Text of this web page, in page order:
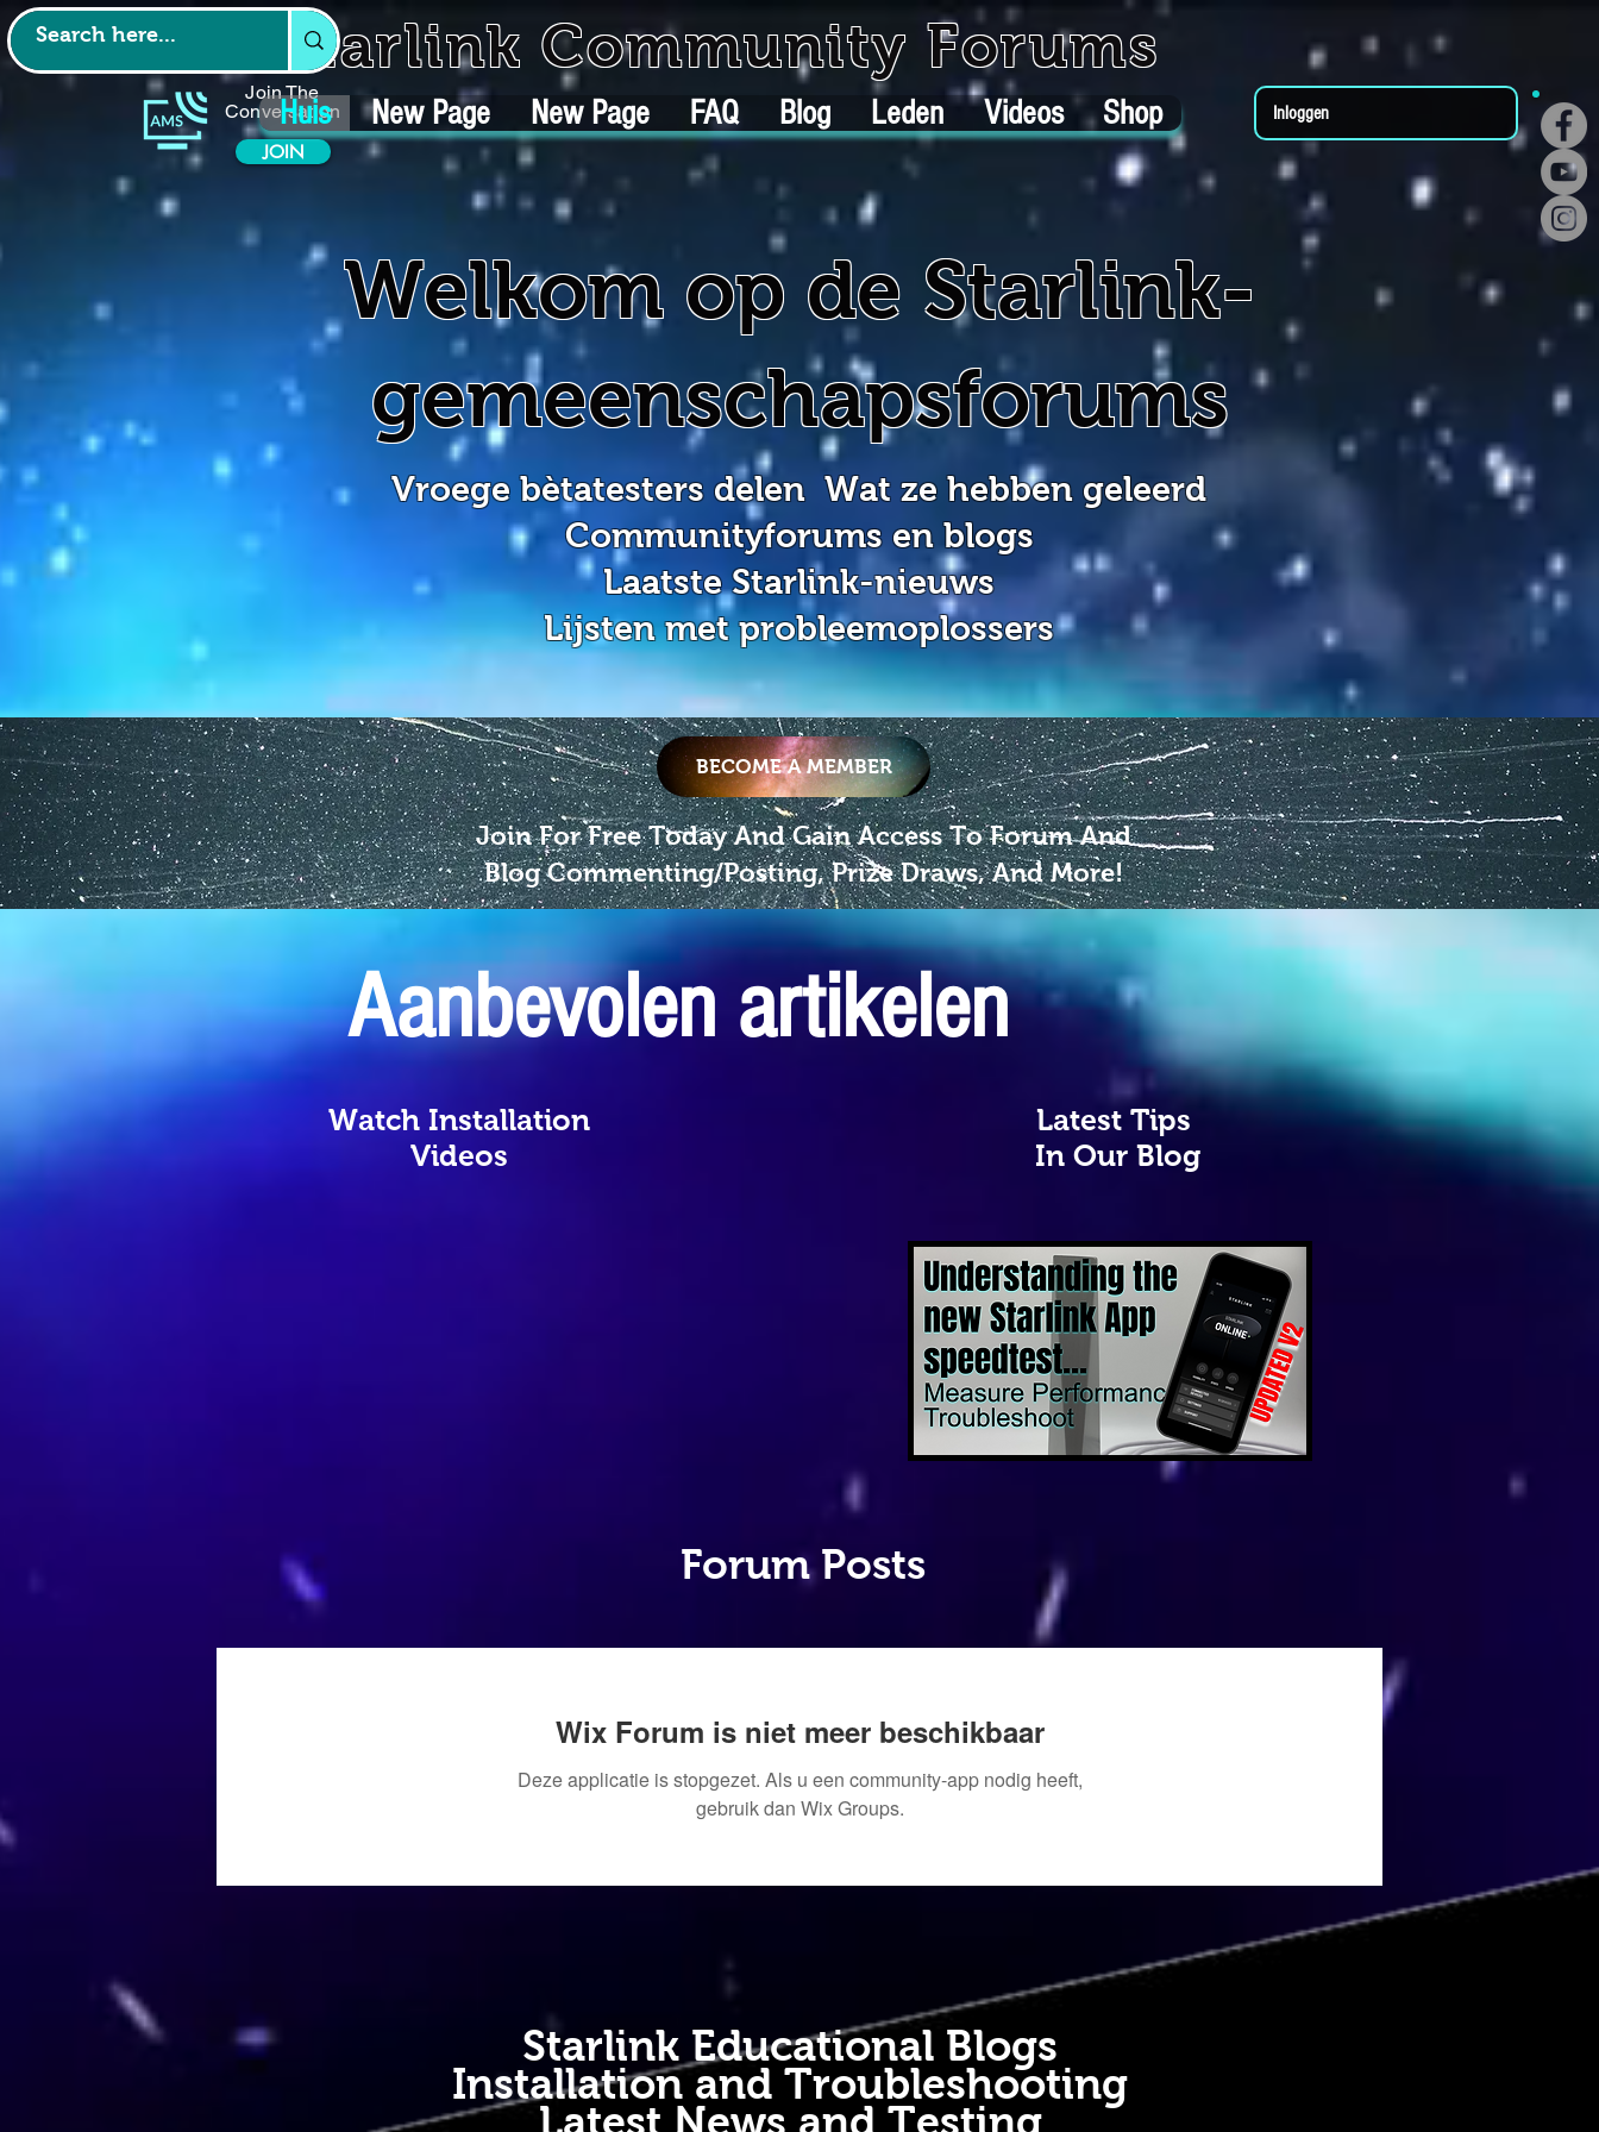
Join The
Conversation
JOIN
Starlink Community Forums
Huis New Page New Page FAQ Blog Leden Videos Shop Inloggen
Welkom op de Starlink-
gemeenschapsforums
Vroege bètatesters delen Wat ze hebben geleerd
Communityforums en blogs
Laatste Starlink-nieuws
Lijsten met probleemoplossers
BECOME A MEMBER
Join For Free Today And Gain Access To Forum And
Blog Commenting/Posting, Prize Draws, And More!
Aanbevolen artikelen
Watch Installation
Videos
Latest Tips
In Our Blog
Forum Posts
Wix Forum is niet meer beschikbaar
Deze applicatie is stopgezet. Als u een community-app nodig heeft,
gebruik dan Wix Groups.
Starlink Educational Blogs
Installation and Troubleshooting
Latest News and Testing